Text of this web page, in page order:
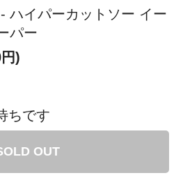
ハイパーカットソー イー
パー
)
ちです
OUT